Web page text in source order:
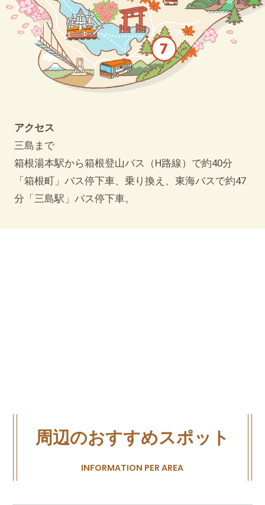
アクセス
三島まで
箱根湯本駅から箱根登山バス（H路線）で約40分
「箱根町」バス停下車、乗り換え、東海バスで約47
分「三島駅」バス停下車。
周辺のおすすめスポット
INFORMATION PER AREA